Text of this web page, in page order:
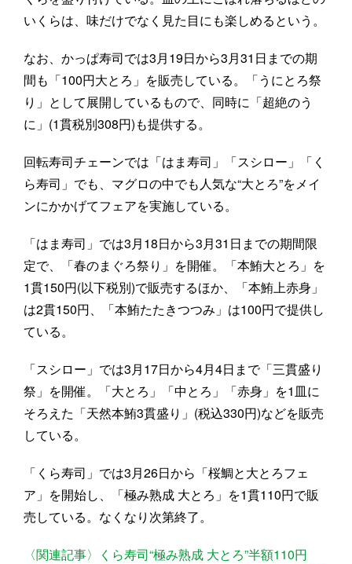
いくらは、味だけでなく見た目にも楽しめるという。
なお、かっぱ寿司では3月19日から3月31日までの期
間も「100円大とろ」を販売している。「うにとろ祭
り」として展開しているもので、同時に「超絶のう
に」(1貫税別308円)も提供する。
回転寿司チェーンでは「はま寿司」「スシロー」「く
ら寿司」でも、マグロの中でも人気な“大とろ”をメイ
ンにかかげてフェアを実施している。
「はま寿司」では3月18日から3月31日までの期間限
定で、「春のまぐろ祭り」を開催。「本鮪大とろ」を
1貫150円(以下税別)で販売するほか、「本鮪上赤身」
は2貫150円、「本鮪たたきつつみ」は100円で提供し
ている。
「スシロー」では3月17日から4月4日まで「三貫盛り
祭」を開催。「大とろ」「中とろ」「赤身」を1皿に
そろえた「天然本鮪3貫盛り」(税込330円)などを販売
している。
「くら寿司」では3月26日から「桜鯛と大とろフェ
ア」を開始し、「極み熟成 大とろ」を1貫110円で販
売している。なくなり次第終了。
〈関連記事〉くら寿司“極み熟成 大とろ”半額110円